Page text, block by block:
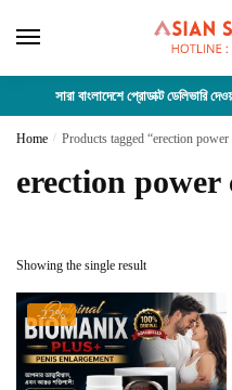
সারা বাংলাদেশে প্রোডাক্ট ডেলিভারি
Home / Products tagged “erection power
erection power
Showing the single result
-22%